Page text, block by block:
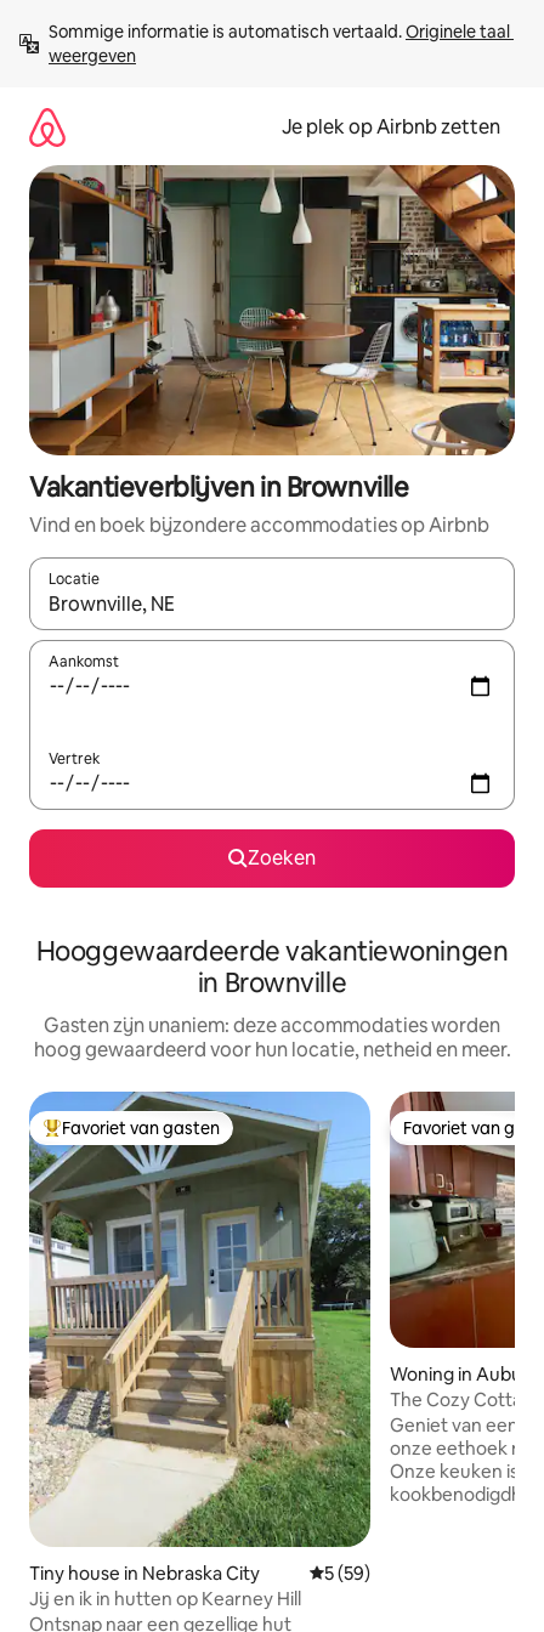
direct
naar
Sommige informatie is automatisch vertaald. Originele taal
weergeven
Je plek op Airbnb zetten
Vakantieverblijven in Brownville
Vind en boek bijzondere accommodaties op Airbnb
Locatie
Wanneer er resultaten beschikbaar zijn, maak je een keuze
Aankomst
Vertrek
Zoeken
Hooggewaardeerde vakantiewoningen
in Brownville
Gasten zijn unaniem: deze accommodaties worden
hoog gewaardeerd voor hun locatie, netheid en meer.
Topfavoriet van gasten
Favoriet van gasten
Tiny house in Nebraska City Gemiddelde beoordeling
5 (59)
Jij en ik in hutten op Kearney Hill
Ontsnap naar een gezellige hut
Favoriet van
Favoriet van
Woning in Auburn
The Cozy
Geniet van een heerlijk
onze eethoek
Onze keuken is